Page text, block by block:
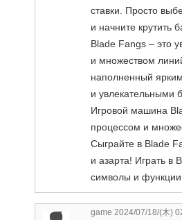
ставки. Просто
и начните крутить
Blade Fangs – это
и множеством
наполненный
и увлекательными
Игровой машина
процессом и
Сыграйте в Blade
и азарта! Играть в
символы и функции
game 2024/07/18/(木)